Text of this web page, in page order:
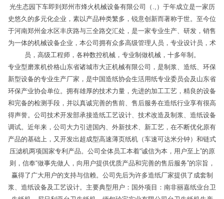
光生态园下车即到郑州市烽火机械设备有限公司（.,）于年成立是一家历
史悠久的多元化企业，素以产品种类繁多，锐意创新而著称于世。至今位
于河南郑州金水区丰庆路与三全路交汇处，是一家专业生产、研发，销售
为一体的机械设备企业，本公司拥有众多高级管理人员，专业设计员，术
员，高级工程师，各种数控机械，专业制做机械，十多年制。
专业型磨浆机价格山东省诸城市大正机械有限公司，是制浆、造纸、环保
新型设备的专业生产厂家，是中国造纸协会生活用纸专业委员会及山东省
环保产业协会单位。拥有雄厚的技术力量，先进的加工工艺，精良的设备
和完备的检测手段，并以真诚完善的售前、售后服务在造纸行业享有很高
得声誉。公司技术开发部承接造纸工艺设计、技术改造及制浆、造纸设备
调试。近年来，公司大力引进国内、外新技术、新工艺，在不断优化原有
产品的基础上，又开发出超成型高速薄页纸机（车速可达米分钟）和链式
压滤机两项国家专利产品。公司全体员工本着“诚信为本，用户至上”的原
则，信奉“做事先做人，向用户提供优质产品和完善的售后服务”的宗旨，
赢得了广大用户的支持与信赖。公司先后为许多造纸厂家提供了成套制
浆、造纸设备及工艺设计。主要典型用户：国外项目：南非丽嘉纸业台卫